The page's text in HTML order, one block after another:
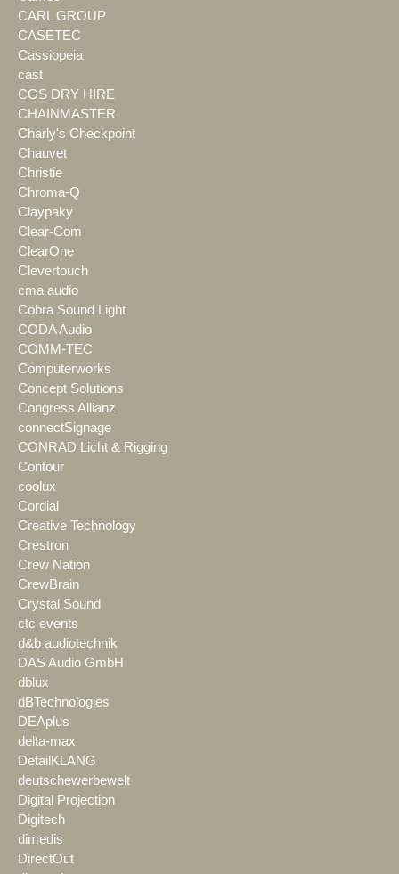
CARL GROUP
CASETEC
Cassiopeia
cast
CGS DRY HIRE
CHAINMASTER
Charly's Checkpoint
Chauvet
Christie
Chroma-Q
Claypaky
Clear-Com
ClearOne
Clevertouch
cma audio
Cobra Sound Light
CODA Audio
COMM-TEC
Computerworks
Concept Solutions
Congress Allianz
connectSignage
CONRAD Licht & Rigging
Contour
coolux
Cordial
Creative Technology
Crestron
Crew Nation
CrewBrain
Crystal Sound
ctc events
d&b audiotechnik
DAS Audio GmbH
dblux
dBTechnologies
DEAplus
delta-max
DetailKLANG
deutschewerbewelt
Digital Projection
Digitech
dimedis
DirectOut